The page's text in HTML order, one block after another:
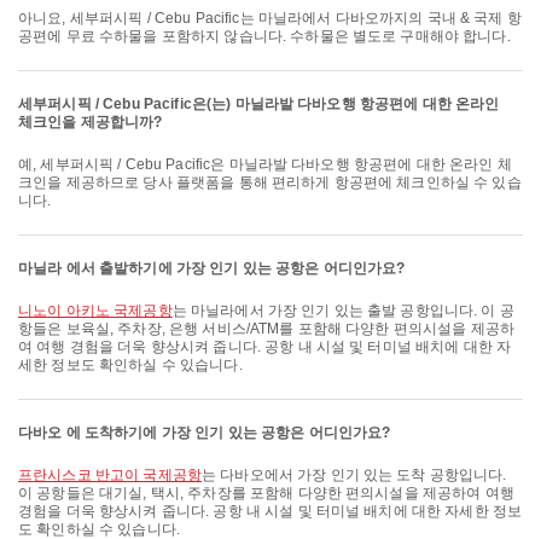
아니요, 세부퍼시픽 / Cebu Pacific는 마닐라에서 다바오까지의 국내 & 국제 항
공편에 무료 수하물을 포함하지 않습니다. 수하물은 별도로 구매해야 합니다.
세부퍼시픽 / Cebu Pacific은(는) 마닐라발 다바오행 항공편에 대한 온라인
체크인을 제공합니까?
예, 세부퍼시픽 / Cebu Pacific은 마닐라발 다바오행 항공편에 대한 온라인 체
크인을 제공하므로 당사 플랫폼을 통해 편리하게 항공편에 체크인하실 수 있습
니다.
마닐라 에서 출발하기에 가장 인기 있는 공항은 어디인가요?
니노이 아키노 국제공항는 마닐라에서 가장 인기 있는 출발 공항입니다. 이 공
항들은 보육실, 주차장, 은행 서비스/ATM를 포함해 다양한 편의시설을 제공하
여 여행 경험을 더욱 향상시켜 줍니다. 공항 내 시설 및 터미널 배치에 대한 자
세한 정보도 확인하실 수 있습니다.
다바오 에 도착하기에 가장 인기 있는 공항은 어디인가요?
프란시스코 반고이 국제공항는 다바오에서 가장 인기 있는 도착 공항입니다.
이 공항들은 대기실, 택시, 주차장를 포함해 다양한 편의시설을 제공하여 여행
경험을 더욱 향상시켜 줍니다. 공항 내 시설 및 터미널 배치에 대한 자세한 정보
도 확인하실 수 있습니다.